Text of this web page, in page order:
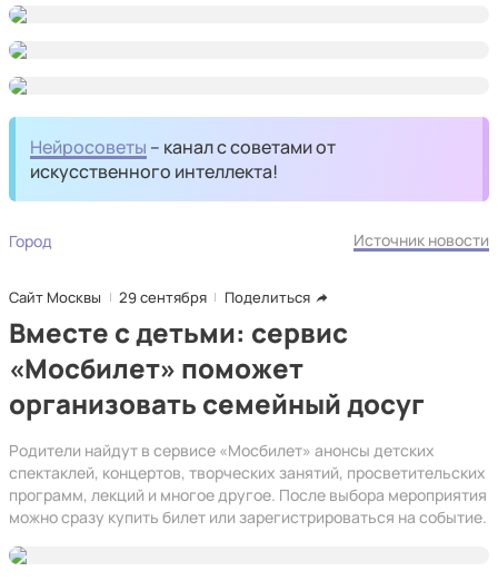
Нейросоветы – канал с советами от
искусственного интеллекта!
Город Источник новости
Сайт Москвы 29 сентября Поделиться
Вместе с детьми: сервис
«Мосбилет» поможет
организовать семейный досуг
Родители найдут в сервисе «Мосбилет» анонсы детских
спектаклей, концертов, творческих занятий, просветительских
программ, лекций и многое другое. После выбора мероприятия
можно сразу купить билет или зарегистрироваться на событие.